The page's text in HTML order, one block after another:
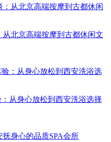
北京高端按摩到古都休闲文
从身心放松到西安洗浴选择